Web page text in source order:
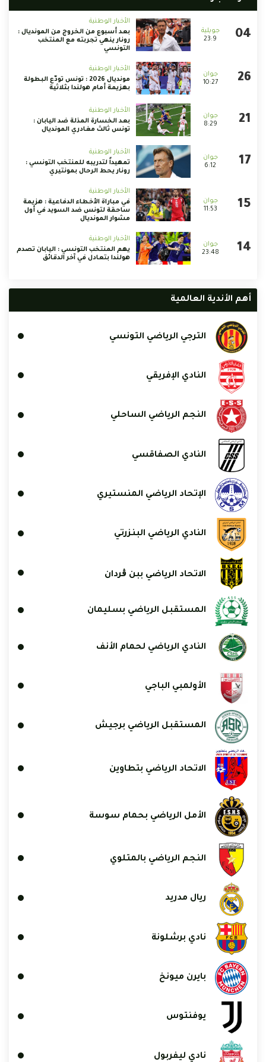
23:9
الأخبار الوطنية
بعد أسبوع من الخروج من المونديال :
رونار ينهي تجربته مع المنتخب
التونسي
10:27
الأخبار الوطنية
مونديال 2026 : تونس تودّع البطولة
بهزيمة أمام هولندا بثلاثية
8:29
الأخبار الوطنية
بعد الخسارة المذلة ضد اليابان :
تونس ثالث مغادري المونديال
6:12
الأخبار الوطنية
تمهيداً لتدريبه للمنتخب التونسي :
رونار يحط الرحال بمونتيري
11:53
الأخبار الوطنية
في مباراة الأخطاء الدفاعية : هزيمة
ساحقة لتونس ضد السويد في أول
مشوار المونديال
23:48
الأخبار الوطنية
يهم المنتخب التونسي : اليابان تصدم
هولندا بتعادل في آخر الدقائق
أهم الأندية العالمية
الترجي الرياضي التونسي
النادي الإفريقي
النجم الرياضي الساحلي
النادي الصفاقسي
الإتحاد الرياضي المنستيري
النادي الرياضي البنزرتي
الاتحاد الرياضي ببن ڨردان
المستقبل الرياضي بسليمان
النادي الرياضي لحمام الأنف
الأولمبي الباجي
المستقبل الرياضي برجيش
الاتحاد الرياضي بتطاوين
الأمل الرياضي بحمام سوسة
النجم الرياضي بالمتلوي
ريال مدريد
نادي برشلونة
بايرن ميونخ
يوفنتوس
نادي ليفربول